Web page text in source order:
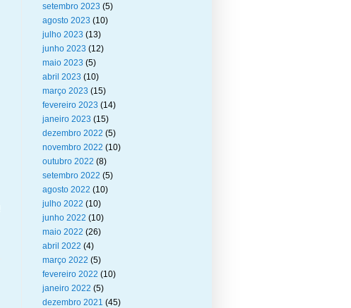
setembro 2023 (5)
agosto 2023 (10)
julho 2023 (13)
junho 2023 (12)
maio 2023 (5)
abril 2023 (10)
março 2023 (15)
fevereiro 2023 (14)
janeiro 2023 (15)
dezembro 2022 (5)
novembro 2022 (10)
outubro 2022 (8)
setembro 2022 (5)
agosto 2022 (10)
julho 2022 (10)
junho 2022 (10)
maio 2022 (26)
abril 2022 (4)
março 2022 (5)
fevereiro 2022 (10)
janeiro 2022 (5)
dezembro 2021 (45)